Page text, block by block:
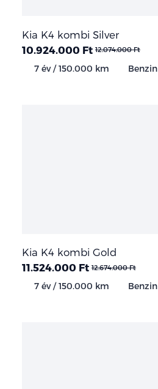
Kia K4 kombi Silver
10.924.000 Ft 12.074.000 Ft
7 év / 150.000 km Benzin
Kia K4 kombi Gold
11.524.000 Ft 12.674.000 Ft
7 év / 150.000 km Benzin